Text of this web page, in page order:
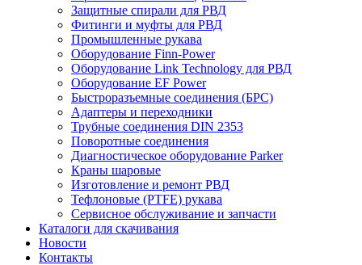
Защитные спирали для РВД
Фитинги и муфты для РВД
Промышленные рукава
Оборудование Finn-Power
Оборудование Link Technology для РВД
Оборудование EF Power
Быстроразъемные соединения (БРС)
Адаптеры и переходники
Трубные соединения DIN 2353
Поворотные соединения
Диагностическое оборудование Parker
Краны шаровые
Изготовление и ремонт РВД
Тефлоновые (PTFE) рукава
Сервисное обслуживание и запчасти
Каталоги для скачивания
Новости
Контакты